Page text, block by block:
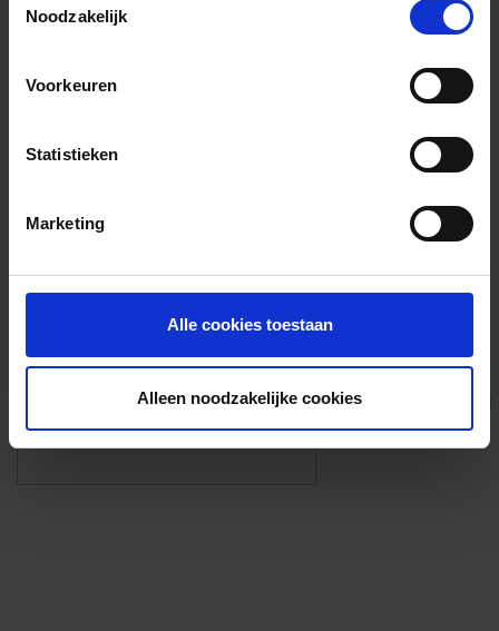
Noodzakelijk
Voorkeuren
Statistieken
Marketing
Alle cookies toestaan
Alleen noodzakelijke cookies
Algemene informatie
Foto’s ({{photos.length}})
Eigen foto’s